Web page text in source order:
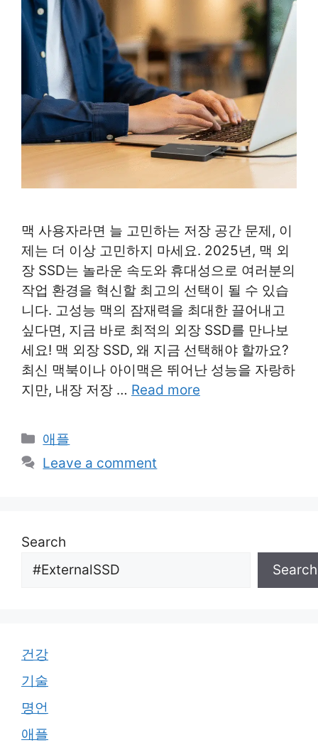
맥 사용자라면 늘 고민하는 저장 공간 문제, 이
제는 더 이상 고민하지 마세요. 2025년, 맥 외
장 SSD는 놀라운 속도와 휴대성으로 여러분의
작업 환경을 혁신할 최고의 선택이 될 수 있습
니다. 고성능 맥의 잠재력을 최대한 끌어내고
싶다면, 지금 바로 최적의 외장 SSD를 만나보
세요! 맥 외장 SSD, 왜 지금 선택해야 할까요?
최신 맥북이나 아이맥은 뛰어난 성능을 자랑하
지만, 내장 저장 … Read more
Categories
애플
Leave a comment
Search
Search
건강
기술
명언
애플